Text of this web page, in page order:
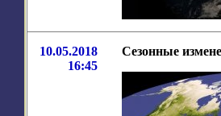
10.05.2018
16:45
Сезонные